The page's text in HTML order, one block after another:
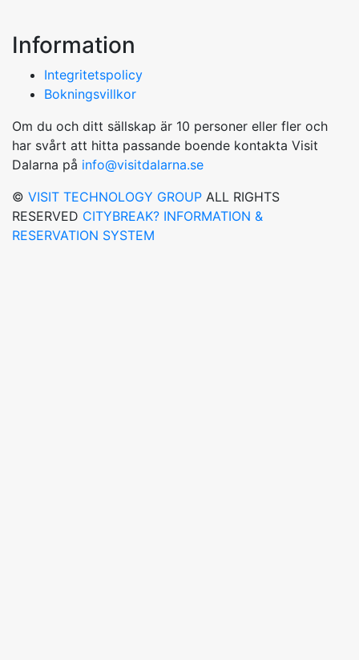
Information
Integritetspolicy
Bokningsvillkor
Om du och ditt sällskap är 10 personer eller fler och
har svårt att hitta passande boende kontakta Visit
Dalarna på info@visitdalarna.se
© VISIT TECHNOLOGY GROUP ALL RIGHTS
RESERVED CITYBREAK? INFORMATION &
RESERVATION SYSTEM